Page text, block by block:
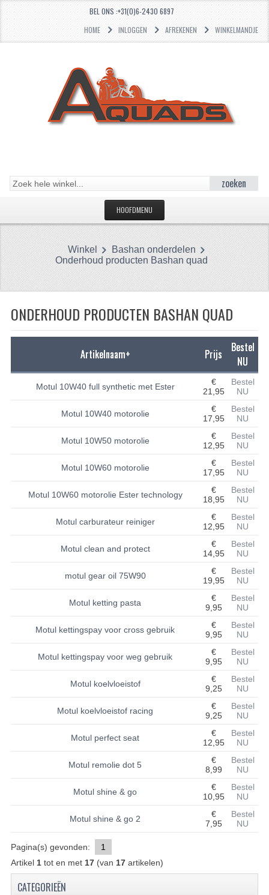
BEL ONS :+31(0)6-2430 6897
HOME
INLOGGEN AFREKENEN WINKELMANDJE
zoeken
HOOFDMENU
CATEGORIEËN
CFMOTO 500-A/2A / GOES 520
BRANDSTOF SYSTEEM
LAGERS
PAKKINGEN
PLASTIC PARTS
BASHAN 200S-7-200S-A
BRANDSTOF SYSTEEM
ELEKTRONICA
KABELS
KAPPEN EN FRAME
KETTING EN TANDWIELEN
KOEL SYSTEEM
WIEL OPHANGING
Winkel
Bashan onderdelen
Onderhoud producten Bashan quad
ONDERHOUD PRODUCTEN BASHAN QUAD
Artikelnaam+ Prijs
Bestel
NU
Motul 10W40 full synthetic met Ester
€
21,95
Bestel
NU
Motul 10W40 motorolie
€
17,95
Bestel
NU
Motul 10W50 motorolie
€
12,95
Bestel
NU
Motul 10W60 motorolie
€
17,95
Bestel
NU
Motul 10W60 motorolie Ester technology
€
18,95
Bestel
NU
Motul carburateur reiniger
€
12,95
Bestel
NU
Motul clean and protect
€
14,95
Bestel
NU
motul gear oil 75W90
€
19,95
Bestel
NU
Motul ketting pasta
€
9,95
Bestel
NU
Motul kettingspay voor cross gebruik
€
9,95
Bestel
NU
Motul kettingspay voor weg gebruik
€
9,95
Bestel
NU
Motul koelvloeistof
€
9,25
Bestel
NU
Motul koelvloeistof racing
€
9,25
Bestel
NU
Motul perfect seat
€
12,95
Bestel
NU
Motul remolie dot 5
€
8,99
Bestel
NU
Motul shine & go
€
10,95
Bestel
NU
Motul shine & go 2
€
7,95
Bestel
NU
Pagina(s) gevonden:
1
Artikel 1tot en met 17(van 17artikelen)
CATEGORIEËN